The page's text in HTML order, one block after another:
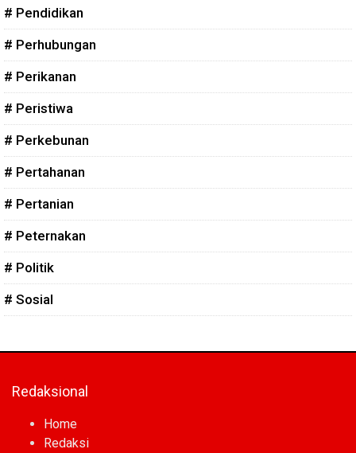
# Pendidikan
# Perhubungan
# Perikanan
# Peristiwa
# Perkebunan
# Pertahanan
# Pertanian
# Peternakan
# Politik
# Sosial
Redaksional
Home
Redaksi